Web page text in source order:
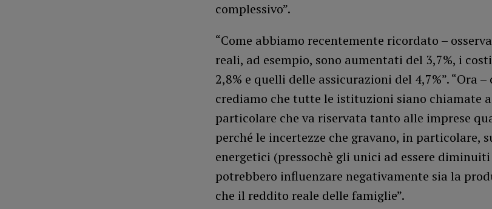
complessivo”.
“Come abbiamo recentemente ricordato –
reali, ad esempio, sono aumentati del 3,7%, i
2,8% e quelli delle assicurazioni del 4,7%”. “Ora
crediamo che tutte le istituzioni siano chiamate
particolare che va riservata tanto alle imprese
perché le incertezze che gravano, in particolare,
energetici (pressochè gli unici ad essere
potrebbero influenzare negativamente sia la
che il reddito reale delle famiglie”.